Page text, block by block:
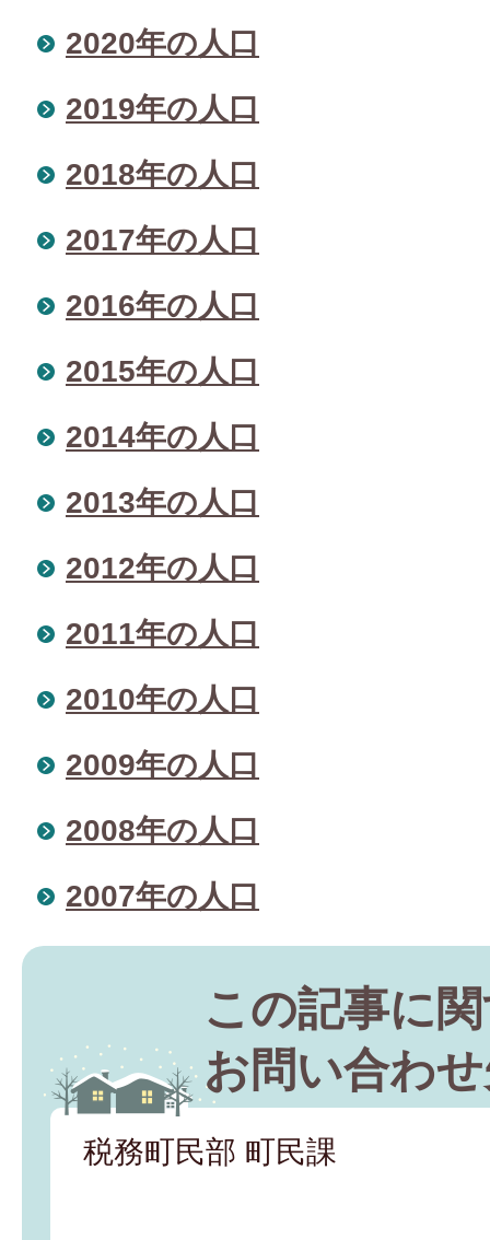
2020年の人口
2019年の人口
2018年の人口
2017年の人口
2016年の人口
2015年の人口
2014年の人口
2013年の人口
2012年の人口
2011年の人口
2010年の人口
2009年の人口
2008年の人口
2007年の人口
この記事に
お問い合わ
税務町民部 町民課